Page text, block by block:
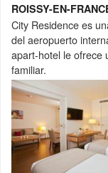
ROISSY-EN-
City Residence es
del aeropuerto
apart-hotel le ofrece
familiar.